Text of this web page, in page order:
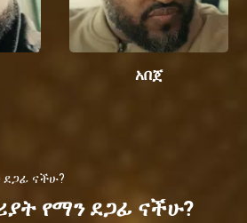
አበጀ
ደጋፊ ናችሁ?
የማን ደጋፊ ናችሁ?